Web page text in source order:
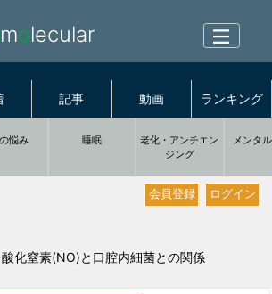
molecular
記事 動画 ランキング
悩み 睡眠
老化・アンチエン
ジング
メンタ
ログイン
会員登録
化窒素(NO)と口腔内細菌との関係